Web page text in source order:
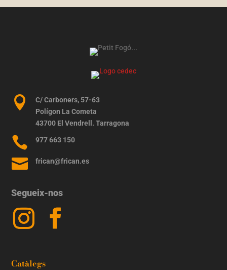

C/ Carboners, 57-63
Polígon La Cometa
43700 El Vendrell. Tarragona
 977 663 150
 frican@frican.es
Segueix-nos
Catàlegs